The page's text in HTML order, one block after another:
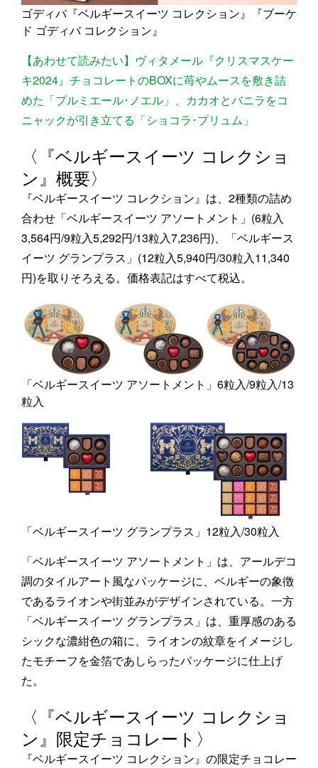
ゴディバ『ベルギースイーツ コレクション』『ブーケ
ド ゴディバ コレクション』
【あわせて読みたい】ヴィタメール『クリスマスケー
キ2024』チョコレートのBOXに苺やムースを敷き詰
めた「プルミエール･ノエル」、カカオとバニラをコ
ニャックが引き立てる「ショコラ･プリュム」
〈『ベルギースイーツ コレクショ
ン』概要〉
『ベルギースイーツ コレクション』は、2種類の詰め
合わせ「ベルギースイーツ アソートメント」(6粒入
3,564円/9粒入5,292円/13粒入7,236円)、「ベルギース
イーツ グランプラス」(12粒入5,940円/30粒入11,340
円)を取りそろえる。価格表記はすべて税込。
「ベルギースイーツ アソートメント」6粒入/9粒入/13
粒入
「ベルギースイーツ グランプラス」12粒入/30粒入
「ベルギースイーツ アソートメント」は、アールデコ
調のタイルアート風なパッケージに、ベルギーの象徴
であるライオンや街並みがデザインされている。一方
「ベルギースイーツ グランプラス」は、重厚感のある
シックな濃紺色の箱に、ライオンの紋章をイメージし
たモチーフを金箔であしらったパッケージに仕上げ
た。
〈『ベルギースイーツ コレクショ
ン』限定チョコレート〉
『ベルギースイーツ コレクション』の限定チョコレー